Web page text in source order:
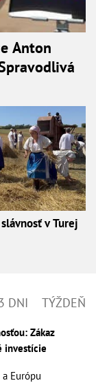
Anton
v Turej
DNI TÝŽDEŇ
Zákaz
investície
Európu